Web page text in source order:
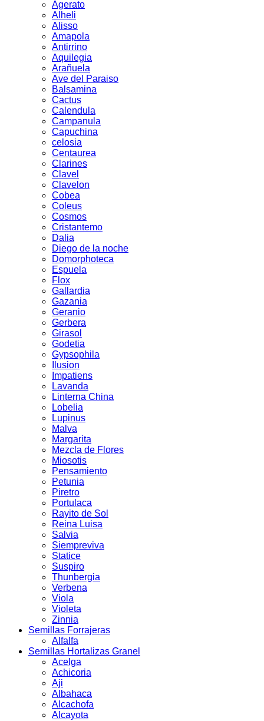
Agerato
Alheli
Alisso
Amapola
Antirrino
Aquilegia
Arañuela
Ave del Paraiso
Balsamina
Cactus
Calendula
Campanula
Capuchina
celosia
Centaurea
Clarines
Clavel
Clavelon
Cobea
Coleus
Cosmos
Cristantemo
Dalia
Diego de la noche
Domorphoteca
Espuela
Flox
Gallardia
Gazania
Geranio
Gerbera
Girasol
Godetia
Gypsophila
Ilusion
Impatiens
Lavanda
Linterna China
Lobelia
Lupinus
Malva
Margarita
Mezcla de Flores
Miosotis
Pensamiento
Petunia
Piretro
Portulaca
Rayito de Sol
Reina Luisa
Salvia
Siempreviva
Statice
Suspiro
Thunbergia
Verbena
Viola
Violeta
Zinnia
Semillas Forrajeras
Alfalfa
Semillas Hortalizas Granel
Acelga
Achicoria
Aji
Albahaca
Alcachofa
Alcayota